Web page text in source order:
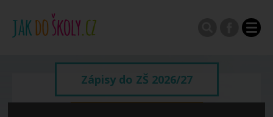
Zápisy do ZŠ 2026/27